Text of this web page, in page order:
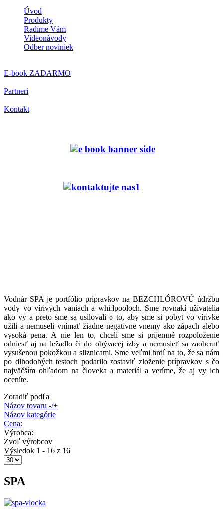
Úvod
Produkty
Radíme Vám
Videonávody
Odber noviniek
E-book ZADARMO
Partneri
Kontakt
Vodnár SPA je portfólio prípravkov na BEZCHLÓROVÚ údržbu
vody vo vírivých vaniach a whirlpooloch. Sme rovnakí užívatelia
ako vy a preto sme sa usilovali o to, aby sme si pobyt vo vírivke
užili a nemuseli vnímať žiadne negatívne vnemy ako zápach alebo
vysoká pena. A nie len to, chceli sme si príjemné rozpoloženie
odniesť aj na ležadlo či do obývacej izby a nemusieť sa zaoberať
vysušenou pokožkou a sliznicami. Sme veľmi hrdí na to, že sa nám
po dlhodobých testoch podarilo zostaviť zloženie prípravkov s čo
najväčším ohľadom na človeka a materiál a veríme, že aj vy ich
oceníte.
Zoradiť podľa
Názov tovaru -/+
Názov kategórie
Cena:
Výrobca:
Zvoľ výrobcov
Výsledok 1 - 16 z 16
SPA